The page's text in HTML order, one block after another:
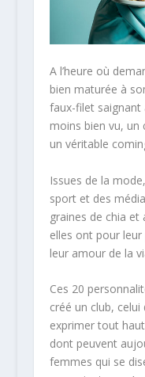
A l’heure où
bien maturée à
faux-filet saignant
moins bien vu, un
un véritable
Issues de la
sport et des
graines de chia
elles ont pour
leur amour de la
Ces 20
créé un club,
exprimer tout
dont peuvent
femmes qui se